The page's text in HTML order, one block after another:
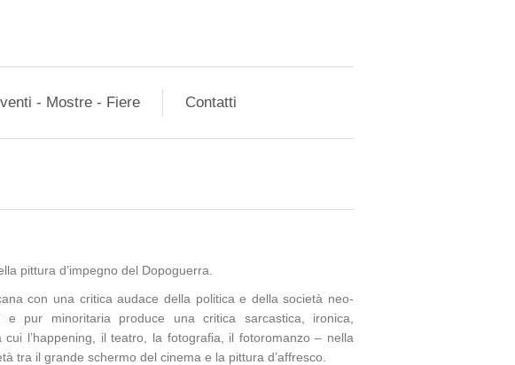
- Mostre - Fiere Contatti
pittura d’impegno del Dopoguerra.
con una critica audace della politica e della società neo-
e pur minoritaria produce una critica sarcastica, ironica,
l’happening, il teatro, la fotografia, il fotoromanzo – nella
tra il grande schermo del cinema e la pittura d’affresco.